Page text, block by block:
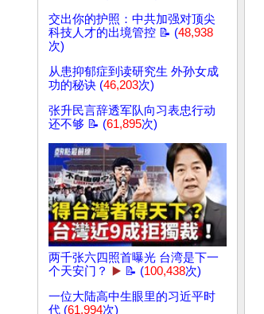
交出你的护照：中共加强对顶尖
科技人才的出境管控 📝 (48,938
次)
从患抑郁症到读研究生 外孙女成
功的秘诀 (46,203次)
张升民言辞透军队向习表忠行动
还不够 📝 (61,895次)
两千张六四照首曝光 台湾是下一
个天安门？
▶️ 📝 (100,438次)
一位大陆高中生眼里的习近平时
代 (61,994次)